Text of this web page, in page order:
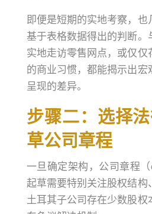
即便是短期的实地考察，也
基于表格数据得出的判断。
实地走访零售网点，或仅仅
的商业习惯，都能揭示出宏
呈现的差异。
步骤二：选择
草公司章程
一旦确定架构，公司章程
起草需要特别关注股权结构
土耳其子公司存在少数股权